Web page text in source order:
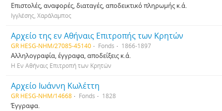
Επιστολές, αναφορές, διαταγές, αποδεικτικό πληρωμής κ.ά.
Ιγγλέσης, Χαράλαμπος
Αρχείο της εν Αθήναις Επιτροπής των Κρητών
GR HESG-NHM/27085-45140 Fonds 1866-1897
Αλληλογραφία, έγγραφα, αποδείξεις κ.ά.
Η Εν Αθήναις Επιτροπή των Κρητών
Αρχείο Ιωάννη Κωλέττη
GR HESG-NHM/14668 Fonds 1828
Έγγραφα.